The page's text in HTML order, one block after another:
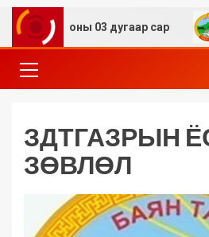
оны 03 дугаар сар
ЗДТГАЗРЫН
ЗӨВЛӨЛ